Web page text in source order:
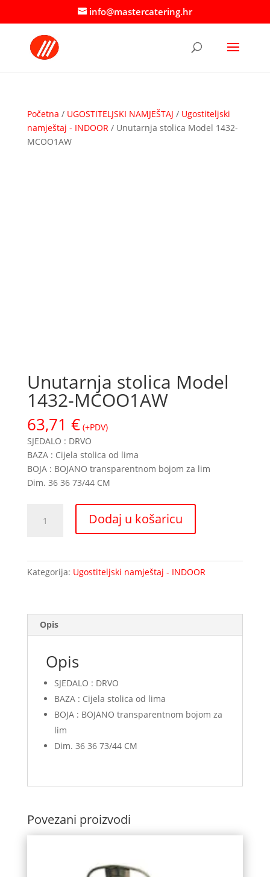
info@mastercatering.hr
Početna / UGOSTITELJSKI NAMJEŠTAJ / Ugostiteljski
namještaj - INDOOR / Unutarnja stolica Model 1432-
MCOO1AW
Unutarnja stolica Model
1432-MCOO1AW
63,71 € (+PDV)
SJEDALO : DRVO
BAZA : Cijela stolica od lima
BOJA : BOJANO transparentnom bojom za lim
Dim. 36 36 73/44 CM
stolica
MCOO1AW
količina
Dodaj u košaricu
Kategorija: Ugostiteljski namještaj - INDOOR
Opis
Opis
SJEDALO : DRVO
BAZA : Cijela stolica od lima
BOJA : BOJANO transparentnom bojom za
lim
Dim. 36 36 73/44 CM
Povezani proizvodi